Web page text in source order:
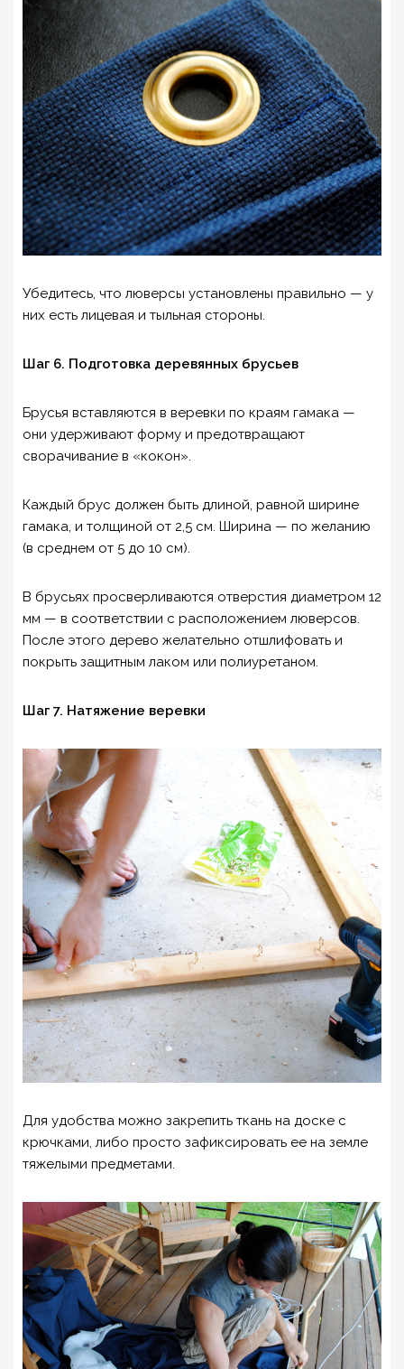
Убедитесь, что люверсы установлены правильно — у
них есть лицевая и тыльная стороны.
Шаг 6. Подготовка деревянных брусьев
Брусья вставляются в веревки по краям гамака —
они удерживают форму и предотвращают
сворачивание в «кокон».
Каждый брус должен быть длиной, равной ширине
гамака, и толщиной от 2,5 см. Ширина — по желанию
(в среднем от 5 до 10 см).
В брусьях просверливаются отверстия диаметром 12
мм — в соответствии с расположением люверсов.
После этого дерево желательно отшлифовать и
покрыть защитным лаком или полиуретаном.
Шаг 7. Натяжение веревки
Для удобства можно закрепить ткань на доске с
крючками, либо просто зафиксировать ее на земле
тяжелыми предметами.